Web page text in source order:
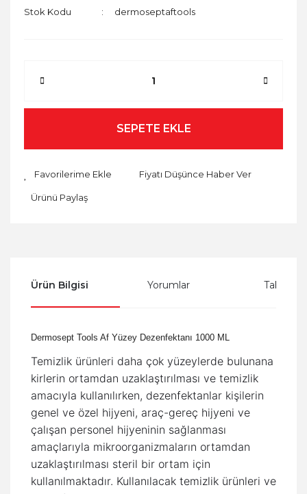
Stok Kodu dermoseptaftools
SEPETE EKLE
Fiyatı Düşünce Haber Ver
Ürünü Paylaş
Ürün Bilgisi Yorumlar Taksit
Dermosept Tools Af Yüzey Dezenfektanı 1000 ML
Temizlik ürünleri daha çok yüzeylerde bulunana
kirlerin ortamdan uzaklaştırılması ve temizlik
amacıyla kullanılırken, dezenfektanlar kişilerin
genel ve özel hijyeni, araç-gereç hijyeni ve
çalışan personel hijyeninin sağlanması
amaçlarıyla mikroorganizmaların ortamdan
uzaklaştırılması steril bir ortam için
kullanılmaktadır. Kullanılacak temizlik ürünleri ve